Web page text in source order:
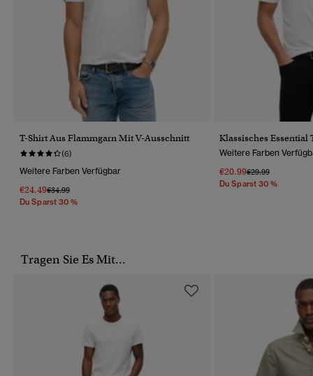
T-Shirt Aus Flammgarn Mit V-Ausschnitt
(6)
Weitere Farben Verfügbar
€24.49Preis Wurde Reduziert Von
€34.99Bis
Du Sparst 30 %
Klassisches Essential
Weitere Farben
€20.99Preis Wurde
€29.99Bis
Du Sparst 30 %
Tragen Sie Es Mit...